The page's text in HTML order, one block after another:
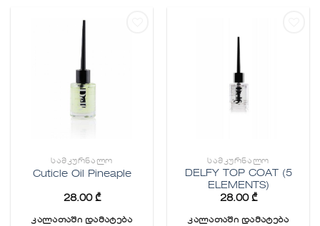
სურვილების
ᲡᲐᲛᲙᲣᲠᲜᲐᲚᲝ
Cuticle Oil Pineaple
28.00 ₾
კალათაში დამატება
სურვილების
ᲡᲐᲛᲙᲣᲠᲜᲐᲚᲝ
DELFY TOP COAT (5
ELEMENTS)
28.00 ₾
კალათაში დამატება